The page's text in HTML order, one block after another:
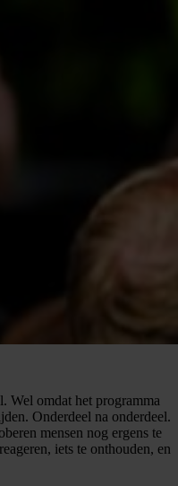
Wel omdat het programma
Onderdeel na onderdeel.
mensen nog ergens te
iets te onthouden, en